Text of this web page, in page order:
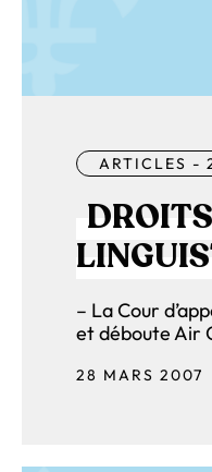
ARTICLES -
DROITS
– La Cour
et déboute Air
28 MARS 2007